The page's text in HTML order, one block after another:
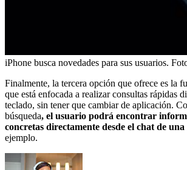
iPhone busca novedades para sus usuarios.
Finalmente, la tercera opción que ofrece es la
que está enfocada a realizar consultas rápidas
teclado, sin tener que cambiar de aplicación.
búsqueda, el usuario podrá encontrar
concretas directamente desde el chat de
ejemplo.